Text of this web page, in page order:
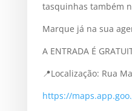
tasquinhas também
Marque já na sua
A ENTRADA É
📍Localização: Rua
https://